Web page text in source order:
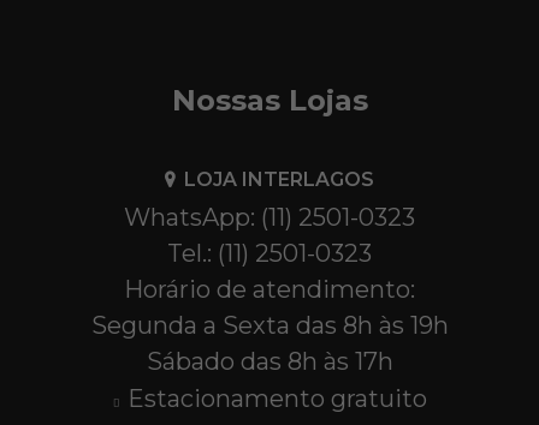
Nossas Lojas
LOJA INTERLAGOS
WhatsApp: (11) 2501-0323
Tel.: (11) 2501-0323
Horário de atendimento:
Segunda a Sexta das 8h às 19h
Sábado das 8h às 17h
Estacionamento gratuito